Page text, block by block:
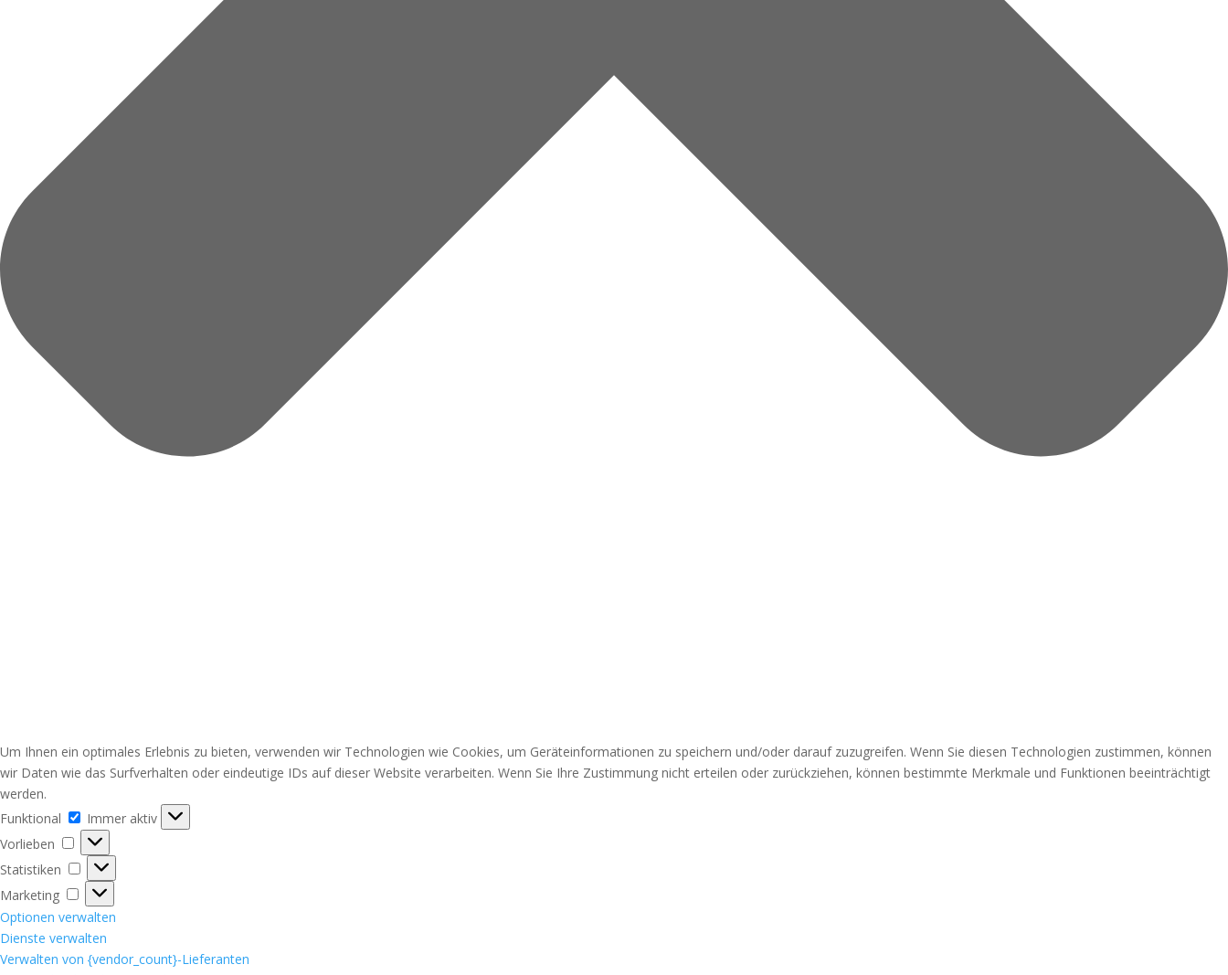
Um Ihnen ein optimales Erlebnis zu bieten, verwenden wir Technologien wie Cookies, um Geräteinformationen zu speichern und/oder darauf zuzugreifen. Wenn Sie diesen Technologien zustimmen, können
wir Daten wie das Surfverhalten oder eindeutige IDs auf dieser Website verarbeiten. Wenn Sie Ihre Zustimmung nicht erteilen oder zurückziehen, können bestimmte Merkmale und Funktionen beeinträchtigt
werden.
Funktional
Funktional
Immer aktiv
Vorlieben
Vorlieben
Statistiken
Statistiken
Marketing
Marketing
Optionen verwalten
Dienste verwalten
Verwalten von {vendor_count}-Lieferanten